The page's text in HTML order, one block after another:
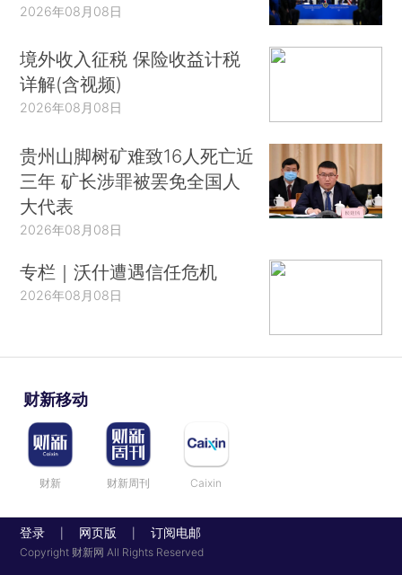
2026年08月08日
境外收入征税 保险收益计税
详解(含视频)
2026年08月08日
贵州山脚树矿难致16人死亡近
三年 矿长涉罪被罢免全国人
大代表
2026年08月08日
专栏｜沃什遭遇信任危机
2026年08月08日
财新移动
财新 财新周刊 Caixin
登录 网页版 订阅电邮
Copyright 财新网 All Rights Reserved